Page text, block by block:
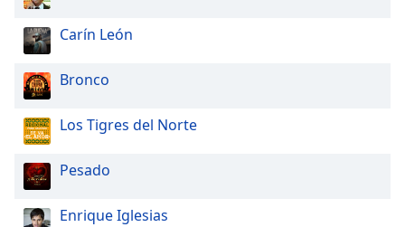
Done
Close
Modal
Dialog
End
dialog
window.
Carín León
Bronco
Los Tigres del Norte
Pesado
Enrique Iglesias